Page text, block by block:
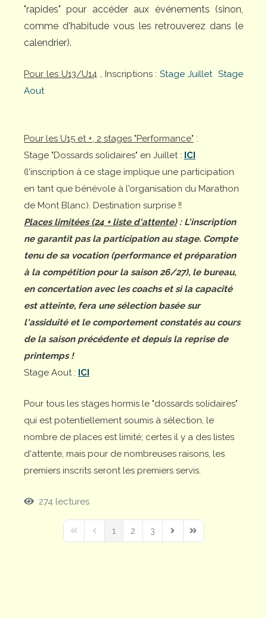
"rapides" pour accéder aux événements (sinon,
comme d'habitude vous les retrouverez dans le
calendrier).
Pour les U13/U14, Inscriptions :Stage Juillet Stage
Aout
Pour les U15 et +, 2 stages "Performance" :
Stage "Dossards solidaires" en Juillet : ICI
(l'inscription à ce stage implique une participation
en tant que bénévole à l'organisation du Marathon
de Mont Blanc). Destination surprise !!
Places limitées (24 + liste d'attente): L'inscription
ne garantit pas la participation au stage. Compte
tenu de sa vocation (performance et préparation
à la compétition pour la saison 26/27), le bureau,
en concertation avec les coachs et si la capacité
est atteinte, fera une sélection basée sur
l'assiduité et le comportement constatés au cours
de la saison précédente et depuis la reprise de
printemps !
Stage Aout : ICI
Pour tous les stages hormis le "dossards solidaires"
qui est potentiellement soumis à sélection, le
nombre de places est limité; certes il y a des listes
d'attente, mais pour de nombreuses raisons, les
premiers inscrits seront les premiers servis.
274 lectures
First PagePrevious Page
1 2 3
Next PageLast Page